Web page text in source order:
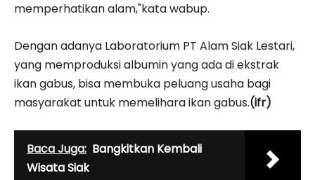
memperhatikan alam,"kata wabup.
Dengan adanya Laboratorium PT Alam Siak Lestari,
yang memproduksi albumin yang ada di ekstrak
ikan gabus, bisa membuka peluang usaha bagi
masyarakat untuk memelihara ikan gabus.(ifr)
Baca Juga: Bangkitkan Kembali
Wisata Siak